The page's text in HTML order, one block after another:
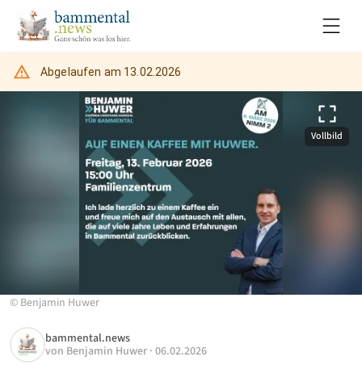
Abgelaufen am 13.02.2026
Vollbild
© Benjamin Huwer
bammental.news
von Benjamin Huwer · 06.02.2026